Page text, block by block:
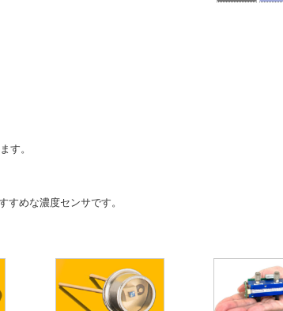
す。
すめな濃度センサです。